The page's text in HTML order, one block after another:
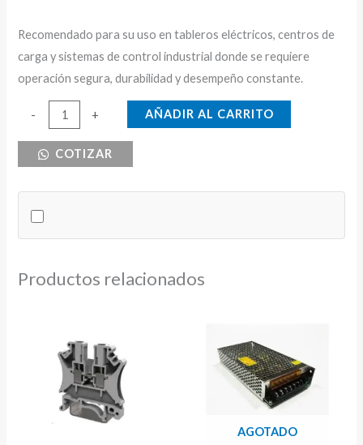
Recomendado para su uso en tableros eléctricos, centros de
carga y sistemas de control industrial donde se requiere
operación segura, durabilidad y desempeño constante.
-
FUSIBLE
CERAMICO
350A
aR
cantidad
+ AÑADIR AL CARRITO
COTIZAR
Productos relacionados
AGOTADO